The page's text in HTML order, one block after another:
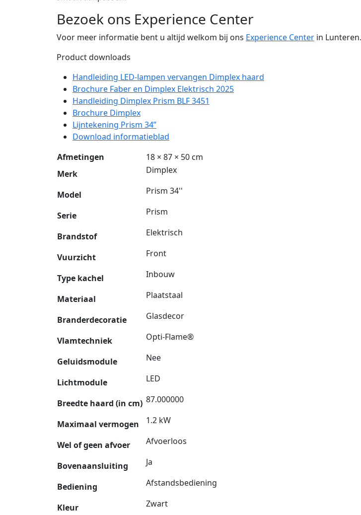
Bezoek ons Experience Center
Voor meer informatie bent u altijd welkom bij ons Experience Center in Lunteren.
Product downloads
Handleiding LED-lampen vervangen Dimplex haard
Brochure Faber en Dimplex Elektrisch 2025
Handleiding Dimplex Prism BLF 3451
Brochure Dimplex
Lijntekening Prism 34”
Download informatieblad
Afmetingen
18 × 87 × 50 cm
Merk
Dimplex
Model Prism 34''
Serie Prism
Brandstof Elektrisch
Vuurzicht Front
Type kachel Inbouw
Materiaal Plaatstaal
Branderdecoratie Glasdecor
Vlamtechniek Opti-Flame®
Geluidsmodule Nee
Lichtmodule LED
Breedte haard (in cm) 87.000000
Maximaal vermogen 1.2 kW
Wel of geen afvoer Afvoerloos
Bovenaansluiting Ja
Bediening Afstandsbediening
Kleur Zwart